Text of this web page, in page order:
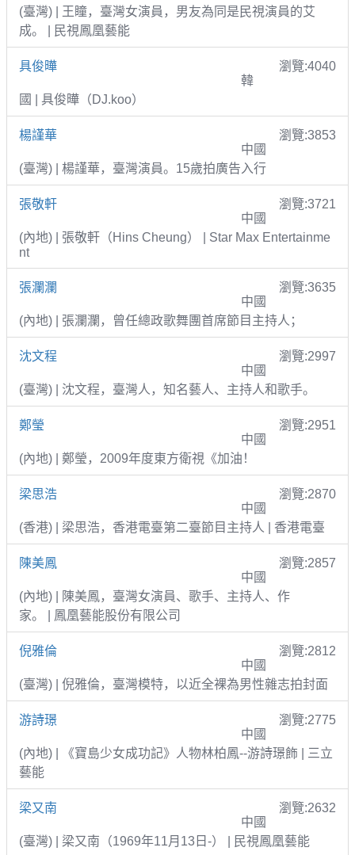
(臺灣) | 王瞳，臺灣女演員，男友為同是民視演員的艾
成。 | 民視鳳凰藝能
具俊曄
瀏覽:4040
韓
國 | 具俊曄（DJ.koo）
楊謹華
瀏覽:3853
中國
(臺灣) | 楊謹華，臺灣演員。15歲拍廣告入行
張敬軒
瀏覽:3721
中國
(內地) | 張敬軒（Hins Cheung） | Star Max Entertainme
nt
張瀾瀾
瀏覽:3635
中國
(內地) | 張瀾瀾，曾任總政歌舞團首席節目主持人；
沈文程
瀏覽:2997
中國
(臺灣) | 沈文程，臺灣人，知名藝人、主持人和歌手。
鄭瑩
瀏覽:2951
中國
(內地) | 鄭瑩，2009年度東方衛視《加油！
梁思浩
瀏覽:2870
中國
(香港) | 梁思浩，香港電臺第二臺節目主持人 | 香港電臺
陳美鳳
瀏覽:2857
中國
(內地) | 陳美鳳，臺灣女演員、歌手、主持人、作
家。 | 鳳凰藝能股份有限公司
倪雅倫
瀏覽:2812
中國
(臺灣) | 倪雅倫，臺灣模特，以近全裸為男性雜志拍封面
游詩璟
瀏覽:2775
中國
(內地) | 《寶島少女成功記》人物林柏鳳--游詩璟飾 | 三立
藝能
梁又南
瀏覽:2632
中國
(臺灣) | 梁又南（1969年11月13日-） | 民視鳳凰藝能